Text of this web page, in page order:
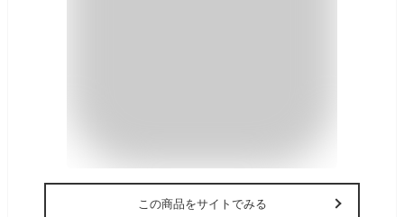
この商品をサイトでみる